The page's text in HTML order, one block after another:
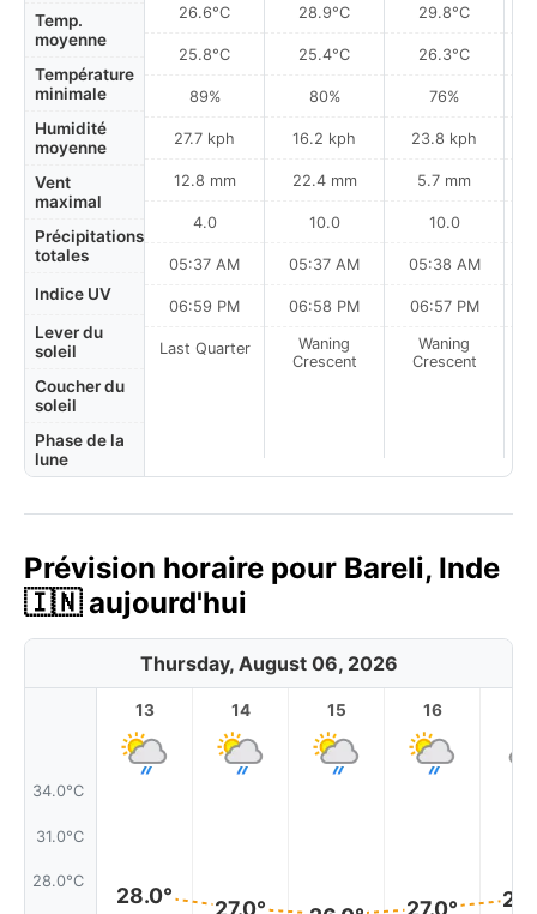
Temp.
moyenne
Température
minimale
Humidité
moyenne
Vent
maximal
Précipitations
totales
Indice UV
Lever du
soleil
Coucher du
soleil
Phase de la
lune
26.6°C
25.8°C
89%
27.7 kph
12.8 mm
4.0
05:37 AM
06:59 PM
Last Quarter
28.9°C
25.4°C
80%
16.2 kph
22.4 mm
10.0
05:37 AM
06:58 PM
Waning
Crescent
29.8°C
26.3°C
76%
23.8 kph
5.7 mm
10.0
05:38 AM
06:57 PM
Waning
Crescent
Prévision horaire pour Bareli, Inde
🇮🇳 aujourd'hui
Thursday, August 06, 2026
34.0°C
31.0°C
28.0°C
13
28.0°
14
27.0°
15 16
27.0°